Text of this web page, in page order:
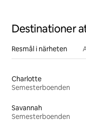
Destinationer
Resmål i närheten
Charlotte
Semesterboenden
Savannah
Semesterboenden